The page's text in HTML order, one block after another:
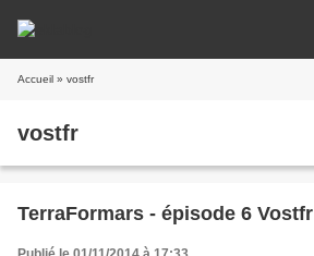
Accueil » vostfr
vostfr
TerraFormars - épisode 6 Vostfr